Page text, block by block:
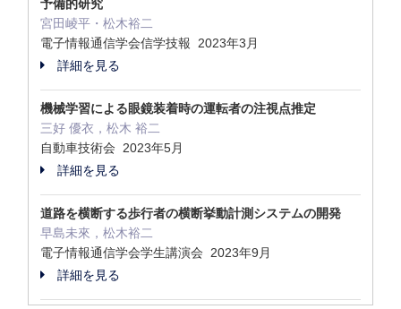
予備的研究
宮田崚平・松木裕二
電子情報通信学会信学技報 2023年3月
詳細を見る
機械学習による眼鏡装着時の運転者の注視点推定
三好 優衣，松木 裕二
自動車技術会 2023年5月
詳細を見る
道路を横断する歩行者の横断挙動計測システムの開発
早島未來，松木裕二
電子情報通信学会学生講演会 2023年9月
詳細を見る